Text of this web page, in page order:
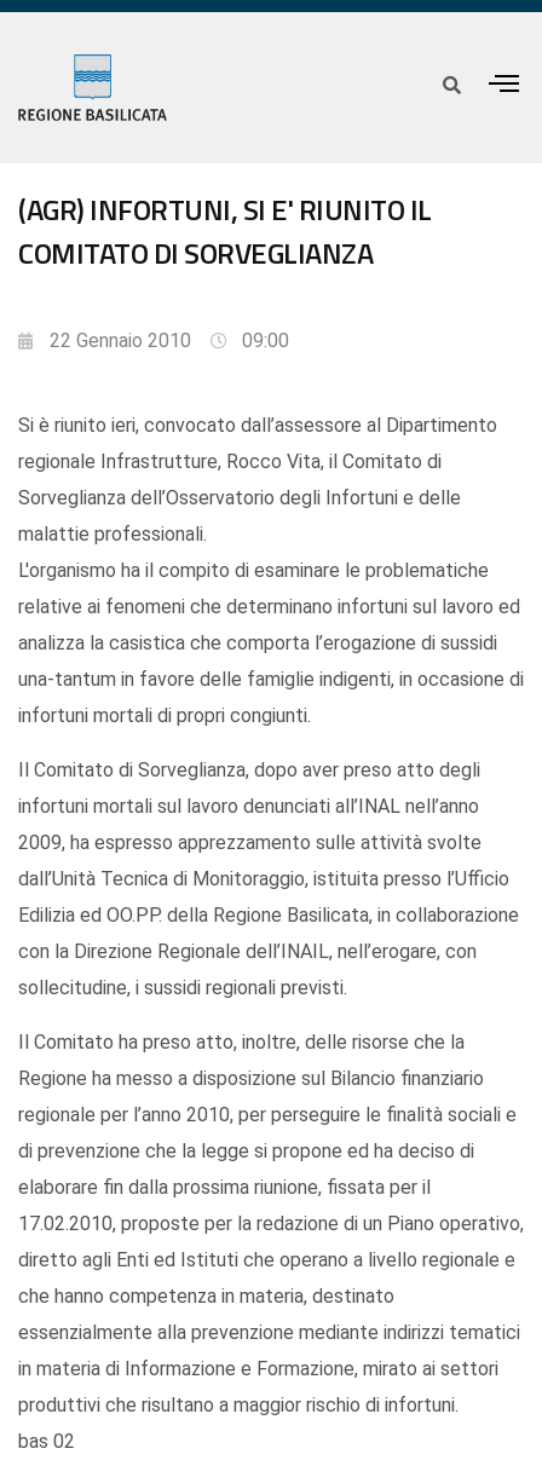
(AGR) INFORTUNI, SI E' RIUNITO IL
COMITATO DI SORVEGLIANZA
22 Gennaio 2010 09:00
Si è riunito ieri, convocato dall’assessore al Dipartimento
regionale Infrastrutture, Rocco Vita, il Comitato di
Sorveglianza dell’Osservatorio degli Infortuni e delle
malattie professionali.
L'organismo ha il compito di esaminare le problematiche
relative ai fenomeni che determinano infortuni sul lavoro ed
analizza la casistica che comporta l’erogazione di sussidi
una-tantum in favore delle famiglie indigenti, in occasione di
infortuni mortali di propri congiunti.
Il Comitato di Sorveglianza, dopo aver preso atto degli
infortuni mortali sul lavoro denunciati all’INAL nell’anno
2009, ha espresso apprezzamento sulle attività svolte
dall’Unità Tecnica di Monitoraggio, istituita presso l’Ufficio
Edilizia ed OO.PP. della Regione Basilicata, in collaborazione
con la Direzione Regionale dell’INAIL, nell’erogare, con
sollecitudine, i sussidi regionali previsti.
Il Comitato ha preso atto, inoltre, delle risorse che la
Regione ha messo a disposizione sul Bilancio finanziario
regionale per l’anno 2010, per perseguire le finalità sociali e
di prevenzione che la legge si propone ed ha deciso di
elaborare fin dalla prossima riunione, fissata per il
17.02.2010, proposte per la redazione di un Piano operativo,
diretto agli Enti ed Istituti che operano a livello regionale e
che hanno competenza in materia, destinato
essenzialmente alla prevenzione mediante indirizzi tematici
in materia di Informazione e Formazione, mirato ai settori
produttivi che risultano a maggior rischio di infortuni.
bas 02